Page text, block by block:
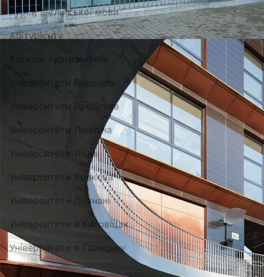
Курси англійської мови
Абітурієнту
Каталог гуртожитків
Університети Варшави
Університети Вроцлава
Університети Любліна
Університети Лодзі
Університети Кракова
Університети Познані
Університети в Катовіцах
Університети в Гданську